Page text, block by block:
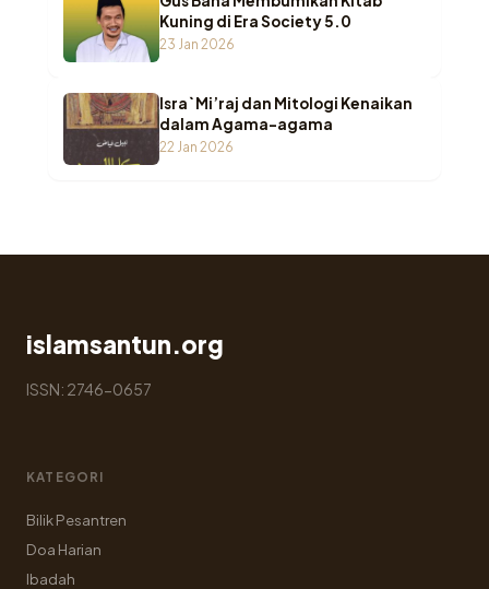
Kuning di Era Society 5.0
23 Jan 2026
Isra` Mi’raj dan Mitologi Kenaikan
dalam Agama-agama
22 Jan 2026
islamsantun.org
ISSN: 2746-0657
KATEGORI
Bilik Pesantren
Doa Harian
Ibadah